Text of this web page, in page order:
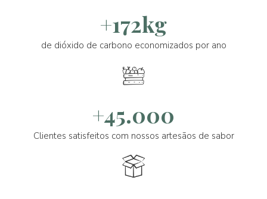
+172kg
de dióxido de carbono economizados por ano
+45.000
Clientes satisfeitos com nossos artesãos de sabor